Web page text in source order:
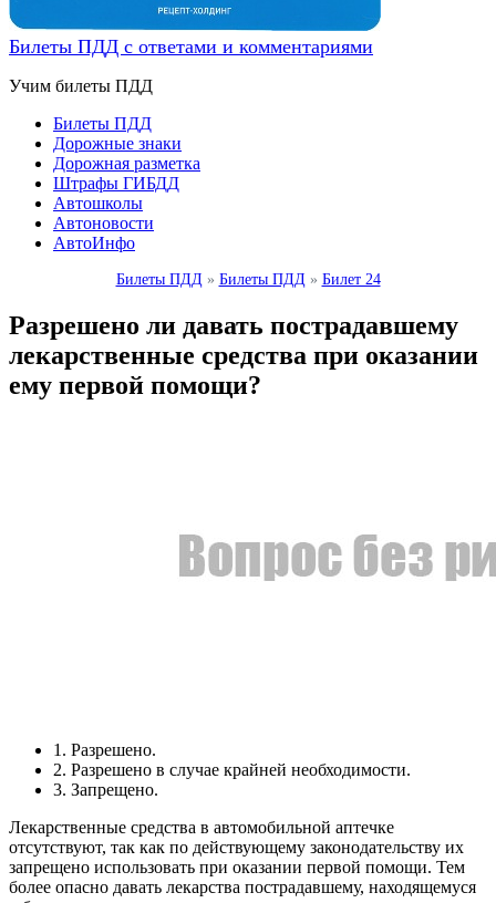
Билеты ПДД с ответами и комментариями
Учим билеты ПДД
Билеты ПДД
Дорожные знаки
Дорожная разметка
Штрафы ГИБДД
Автошколы
Автоновости
АвтоИнфо
Билеты ПДД » Билеты ПДД » Билет 24
Разрешено ли давать пострадавшему
лекарственные средства при оказании
ему первой помощи?
1. Разрешено.
2. Разрешено в случае крайней необходимости.
3. Запрещено.
Лекарственные средства в автомобильной аптечке
отсутствуют, так как по действующему законодательству их
запрещено использовать при оказании первой помощи. Тем
более опасно давать лекарства пострадавшему, находящемуся